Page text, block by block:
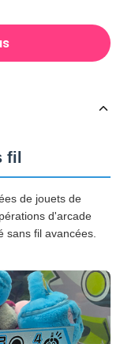
fil
de jouets de
d'arcade
sans fil avancées.